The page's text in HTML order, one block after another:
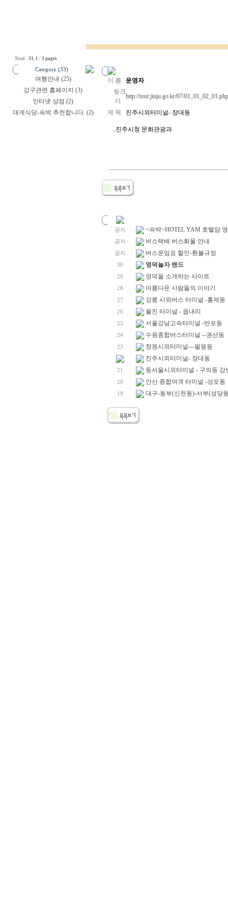
Total : 33, 1 / 3 pages
Category (33)
여행안내 (25)
강구관련 홈페이지 (3)
인터넷 상점 (2)
대게식당-숙박 추천합니다. (2)
이 름 운영자
링크
#1
http://tour.jinju.go.kr/07/01_01_02_01.php
제 목 진주시외터미널- 장대동
..진주시청 문화관광과
공지 <숙박>HOTEL YAM 호텔얌
공지 버스택배 버스화물 안내
공지 버스운임표 할인-환불규정
30 영덕놀자 밴드
29 영덕을 소개하는 사이트
28 아름다운 사람들의 이야기
27 강릉 시외버스 터미널 -홍제동
26 울진 터미널 - 읍내리
25 서울강남고속터미널 -반포동
24 수원종합버스터미널 --권선동
23
창원시외터미널---팔용동
진주시외터미널- 장대동
21 동서울시외터미널 - 구의동 강
20 안산 종합여객 터미널 -성포동
19 대구-동부(신천동)-서부(성당